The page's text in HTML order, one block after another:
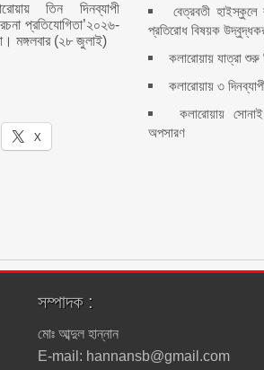
তিন দিনব্যাপী
রচনা প্রতিযোগিতা’২০২৬-
মঙ্গলবার (২৮ জুলাই)
X
বেত্রবতী
প্রতিরোধ বিষয়ক
কলারোয়ায় যাত্রা শুরু
কলারোয়ায় ৩
কলারোয়ায়
অপসারণ
সম্পাদক :
মোঃ আব্দুল হান্নান
E-mail: hannansb@gmail.com